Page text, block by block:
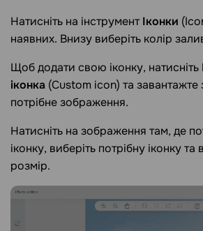
Натисніть на інструментІконки
наявних. Внизу виберіть колір
Щоб додати свою іконку, натисніть
іконка (Custom icon) та
потрібне зображення.
Натисніть на зображення там, де
іконку, виберіть потрібну іконку та
розмір.